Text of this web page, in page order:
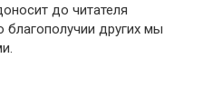
до читателя
других мы